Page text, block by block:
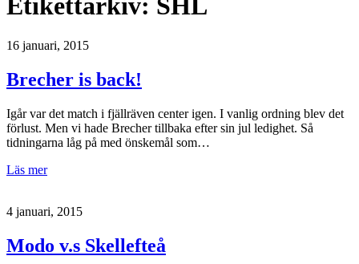
Etikettarkiv: SHL
16 januari, 2015
Brecher is back!
Igår var det match i fjällräven center igen. I vanlig ordning blev det
förlust. Men vi hade Brecher tillbaka efter sin jul ledighet. Så
tidningarna låg på med önskemål som…
Läs mer
4 januari, 2015
Modo v.s Skellefteå